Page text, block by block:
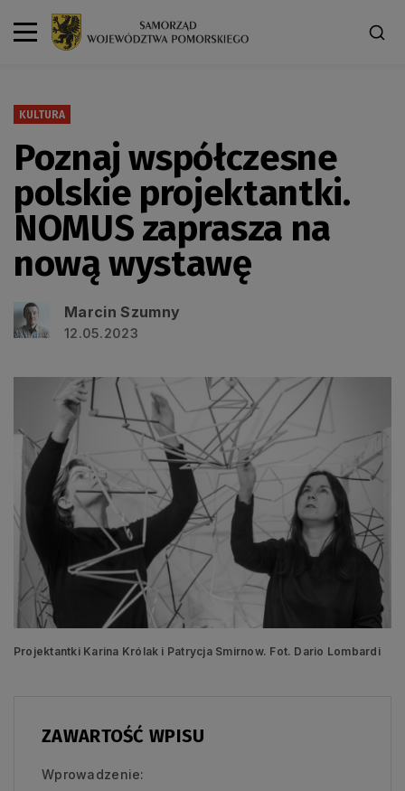
KULTURA
Poznaj współczesne
polskie projektantki.
NOMUS zaprasza na
nową wystawę
Marcin Szumny
12.05.2023
Projektantki Karina Królak i Patrycja Smirnow. Fot. Dario Lombardi
ZAWARTOŚĆ WPISU
Wprowadzenie: